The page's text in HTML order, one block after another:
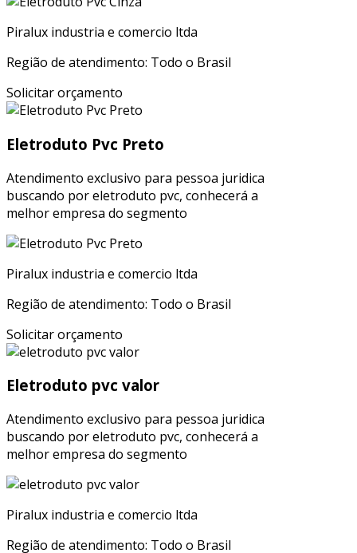
Piralux industria e comercio ltda
Região de atendimento: Todo o Brasil
Solicitar orçamento
Eletroduto Pvc Preto
Atendimento exclusivo para pessoa juridica
buscando por eletroduto pvc, conhecerá a
melhor empresa do segmento
Piralux industria e comercio ltda
Região de atendimento: Todo o Brasil
Solicitar orçamento
Eletroduto pvc valor
Atendimento exclusivo para pessoa juridica
buscando por eletroduto pvc, conhecerá a
melhor empresa do segmento
Piralux industria e comercio ltda
Região de atendimento: Todo o Brasil